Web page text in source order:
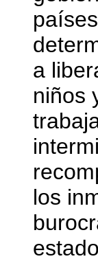
a
niños
los